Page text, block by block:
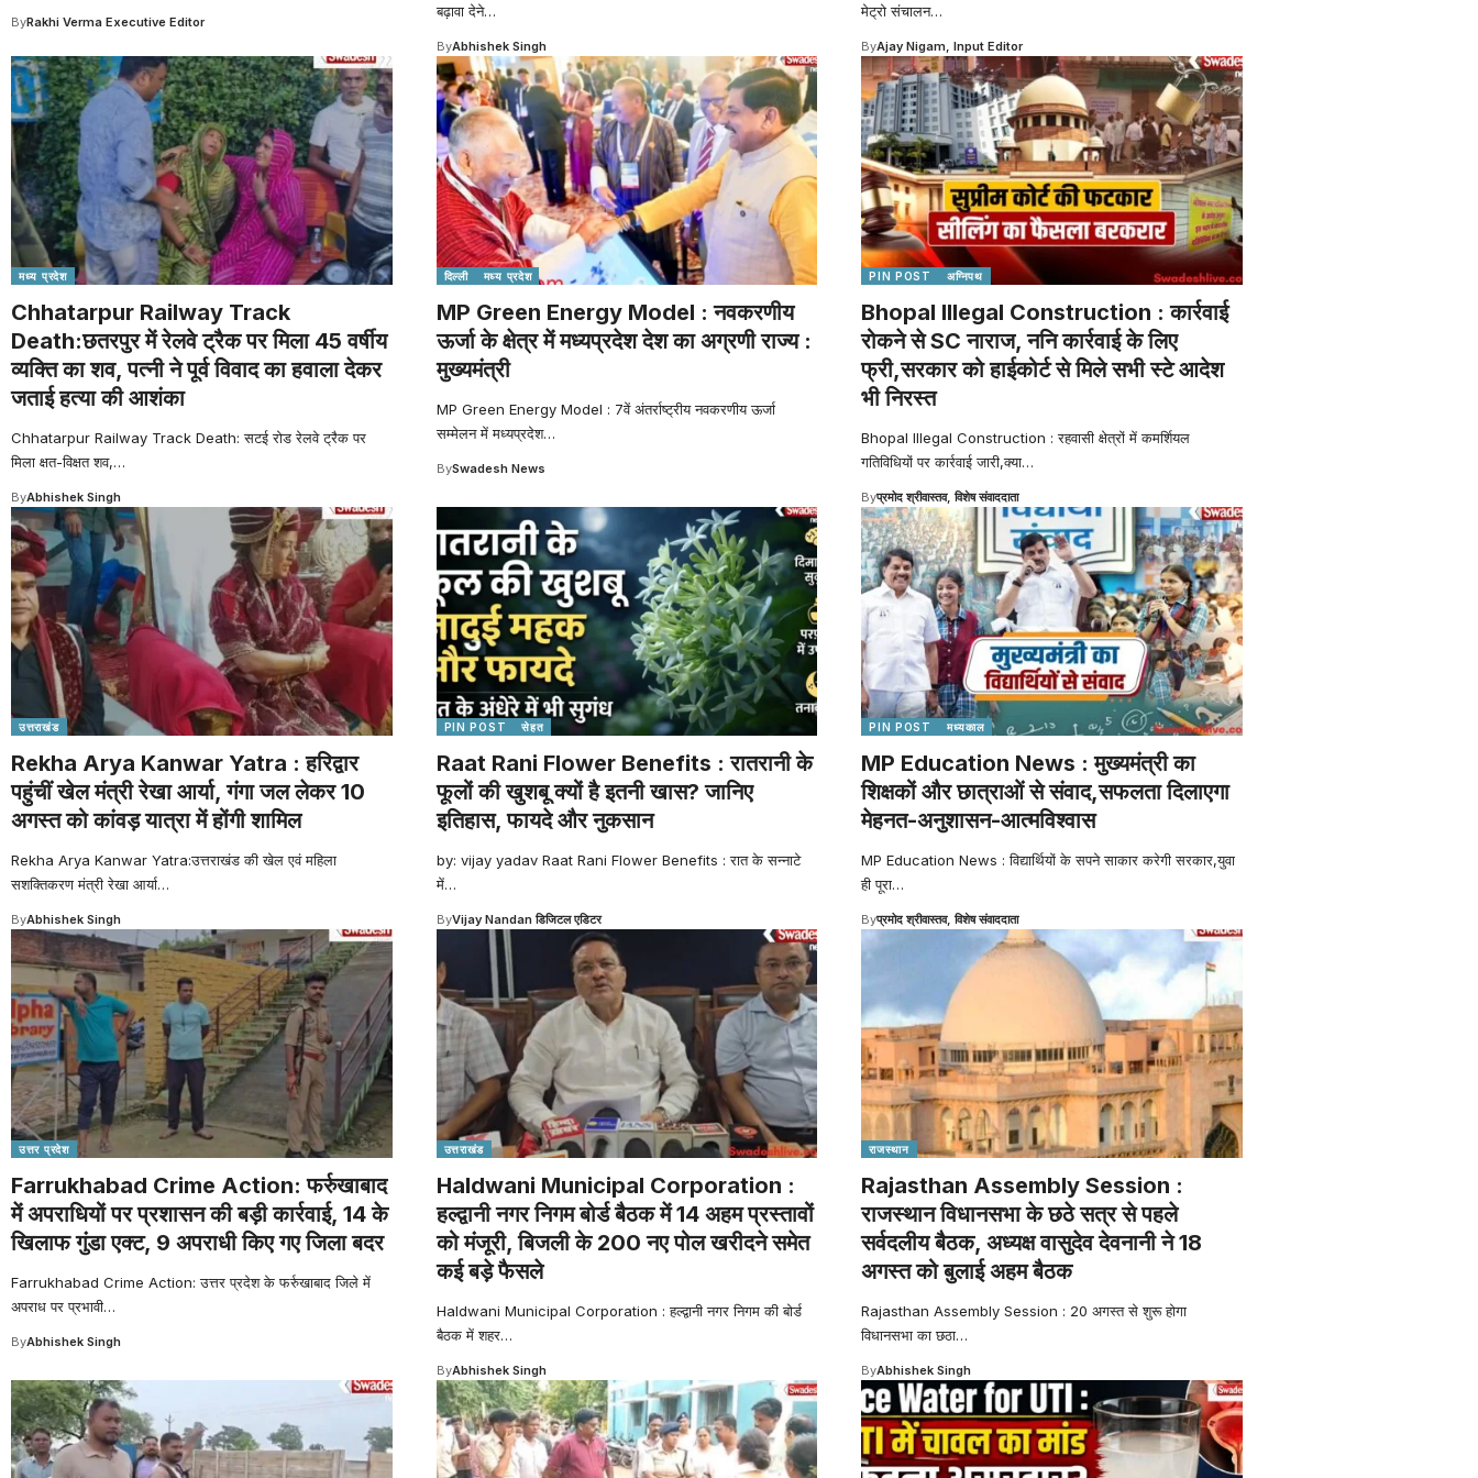
ByRakhi Verma Executive Editor
बढ़ावा देने…
ByAbhishek Singh
मेट्रो संचालन…
ByAjay Nigam, Input Editor
मध्य प्रदेश
Chhatarpur Railway Track
Death:छतरपुर में रेलवे ट्रैक पर मिला 45 वर्षीय
व्यक्ति का शव, पत्नी ने पूर्व विवाद का हवाला देकर
जताई हत्या की आशंका
Chhatarpur Railway Track Death: सटई रोड रेलवे ट्रैक पर
मिला क्षत-विक्षत शव,…
ByAbhishek Singh
दिल्ली मध्य प्रदेश
MP Green Energy Model : नवकरणीय
ऊर्जा के क्षेत्र में मध्यप्रदेश देश का अग्रणी राज्य :
मुख्यमंत्री
MP Green Energy Model : 7वें अंतर्राष्ट्रीय नवकरणीय ऊर्जा
सम्मेलन में मध्यप्रदेश…
BySwadesh News
PIN POST अग्निपथ
Bhopal Illegal Construction : कार्रवाई
रोकने से SC नाराज, ननि कार्रवाई के लिए
फ्री,सरकार को हाईकोर्ट से मिले सभी स्टे आदेश
भी निरस्त
Bhopal Illegal Construction : रहवासी क्षेत्रों में कमर्शियल
गतिविधियों पर कार्रवाई जारी,क्या…
Byप्रमोद श्रीवास्तव, विशेष संवाददाता
उत्तराखंड
Rekha Arya Kanwar Yatra : हरिद्वार
पहुंचीं खेल मंत्री रेखा आर्या, गंगा जल लेकर 10
अगस्त को कांवड़ यात्रा में होंगी शामिल
Rekha Arya Kanwar Yatra:उत्तराखंड की खेल एवं महिला
सशक्तिकरण मंत्री रेखा आर्या…
ByAbhishek Singh
PIN POST सेहत
Raat Rani Flower Benefits : रातरानी के
फूलों की खुशबू क्यों है इतनी खास? जानिए
इतिहास, फायदे और नुकसान
by: vijay yadav Raat Rani Flower Benefits : रात के सन्नाटे
में…
ByVijay Nandan डिजिटल एडिटर
PIN POST मध्यकाल
MP Education News : मुख्यमंत्री का
शिक्षकों और छात्राओं से संवाद,सफलता दिलाएगा
मेहनत-अनुशासन-आत्मविश्वास
MP Education News : विद्यार्थियों के सपने साकार करेगी सरकार,युवा
ही पूरा…
Byप्रमोद श्रीवास्तव, विशेष संवाददाता
उत्तर प्रदेश
Farrukhabad Crime Action: फर्रुखाबाद
में अपराधियों पर प्रशासन की बड़ी कार्रवाई, 14 के
खिलाफ गुंडा एक्ट, 9 अपराधी किए गए जिला बदर
Farrukhabad Crime Action: उत्तर प्रदेश के फर्रुखाबाद जिले में
अपराध पर प्रभावी…
ByAbhishek Singh
उत्तराखंड
Haldwani Municipal Corporation :
हल्द्वानी नगर निगम बोर्ड बैठक में 14 अहम प्रस्तावों
को मंजूरी, बिजली के 200 नए पोल खरीदने समेत
कई बड़े फैसले
Haldwani Municipal Corporation : हल्द्वानी नगर निगम की बोर्ड
बैठक में शहर…
ByAbhishek Singh
राजस्थान
Rajasthan Assembly Session :
राजस्थान विधानसभा के छठे सत्र से पहले
सर्वदलीय बैठक, अध्यक्ष वासुदेव देवनानी ने 18
अगस्त को बुलाई अहम बैठक
Rajasthan Assembly Session : 20 अगस्त से शुरू होगा
विधानसभा का छठा…
ByAbhishek Singh